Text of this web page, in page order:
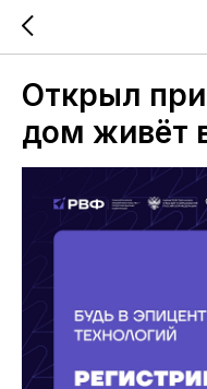
Открыл
дом живёт